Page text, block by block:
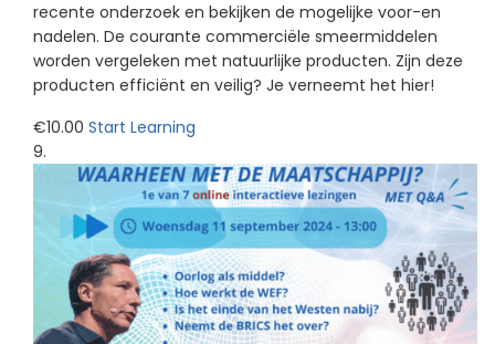
recente onderzoek en bekijken de mogelijke voor-en
nadelen. De courante commerciële smeermiddelen
worden vergeleken met natuurlijke producten. Zijn deze
producten efficiënt en veilig? Je verneemt het hier!
€10.00 Start Learning